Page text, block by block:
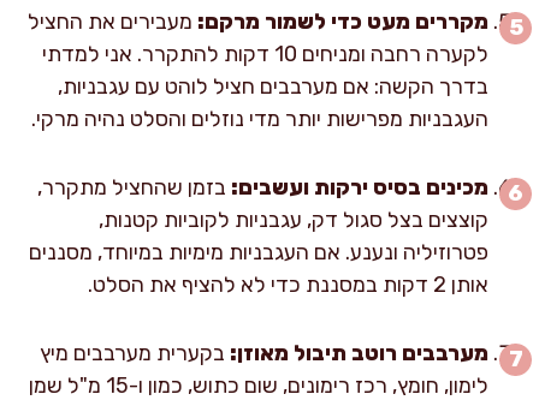
מקררים מעט כדי לשמור מרקם: מעבירים את החציל
לקערה רחבה ומניחים 10 דקות להתקרר. אני למדתי
בדרך הקשה: אם מערבבים חציל לוהט עם עגבניות,
העגבניות מפרישות יותר מדי נוזלים והסלט נהיה מרקי.
מכינים בסיס ירקות ועשבים: בזמן שהחציל מתקרר,
קוצצים בצל סגול דק, עגבניות לקוביות קטנות,
פטרוזיליה ונענע. אם העגבניות מימיות במיוחד, מסננים
אותן 2 דקות במסננת כדי לא להציף את הסלט.
מערבבים רוטב תיבול מאוזן: בקערית מערבבים מיץ
לימון, חומץ, רכז רימונים, שום כתוש, כמון ו-15 מ"ל שמן